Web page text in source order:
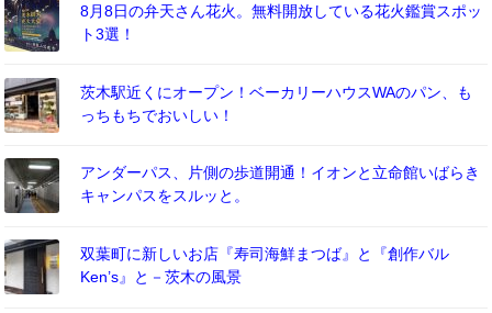
8月8日の弁天さん花火。無料開放している花火鑑賞スポッ
ト3選！
茨木駅近くにオープン！ベーカリーハウスWAのパン、も
っちもちでおいしい！
アンダーパス、片側の歩道開通！イオンと立命館いばらき
キャンパスをスルッと。
双葉町に新しいお店『寿司海鮮まつば』と『創作バル
Ken’s』と－茨木の風景